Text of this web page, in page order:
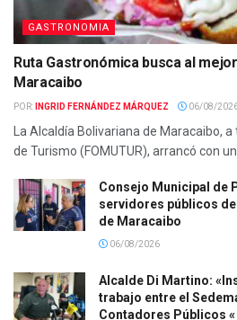
GASTRONOMIA
Ruta Gastronómica busca al
Maracaibo
POR: INGRID FERNÁNDEZ MÁRQUEZ 06/08/
La Alcaldía Bolivariana de Maracaibo,
de Turismo (FOMUTUR), arrancó con
Consejo Municipal de
servidores públicos
de Maracaibo
06/08/2026
Alcalde Di Martino:
trabajo entre el
Contadores Públicos «